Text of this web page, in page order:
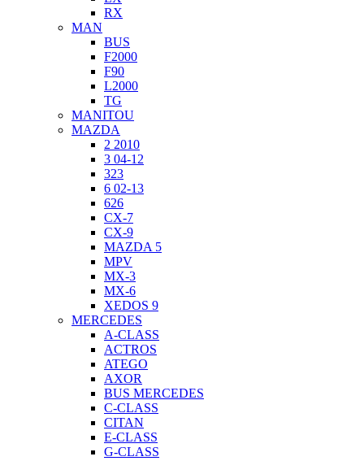
RX
MAN
BUS
F2000
F90
L2000
TG
MANITOU
MAZDA
2 2010
3 04-12
323
6 02-13
626
CX-7
CX-9
MAZDA 5
MPV
MX-3
MX-6
XEDOS 9
MERCEDES
A-CLASS
ACTROS
ATEGO
AXOR
BUS MERCEDES
C-CLASS
CITAN
E-CLASS
G-CLASS